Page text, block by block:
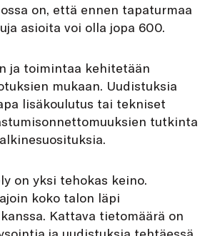
on, että ennen tapaturmaa
asioita voi olla jopa 600.
ja toimintaa kehitetään
mukaan. Uudistuksia
lisäkoulutus tai tekniset
tutkinta
on yksi tehokas keino.
koko talon läpi
Kattava tietomäärä on